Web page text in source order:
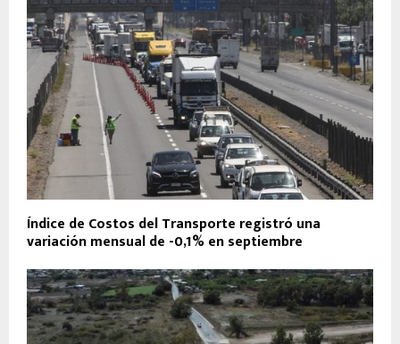
Índice de Costos del Transporte registró una
variación mensual de -0,1% en septiembre